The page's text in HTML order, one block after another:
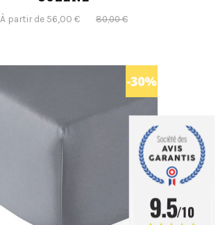
À partir de 56,00 € 80,00 €
9.5/10